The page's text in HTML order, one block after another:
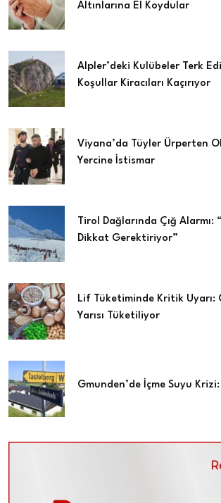
Altınlarına El Koydular
Alpler’deki Kulübeler Terk
Koşullar Kiracıları Kaçırıyor
Viyana’da Tüyler Ürperten
Yercine İstismar
Tirol Dağlarında Çığ
Dikkat Gerektiriyor”
Lif Tüketiminde Kritik Uyarı:
Yarısı Tüketiliyor
Gmunden’de İçme Suyu